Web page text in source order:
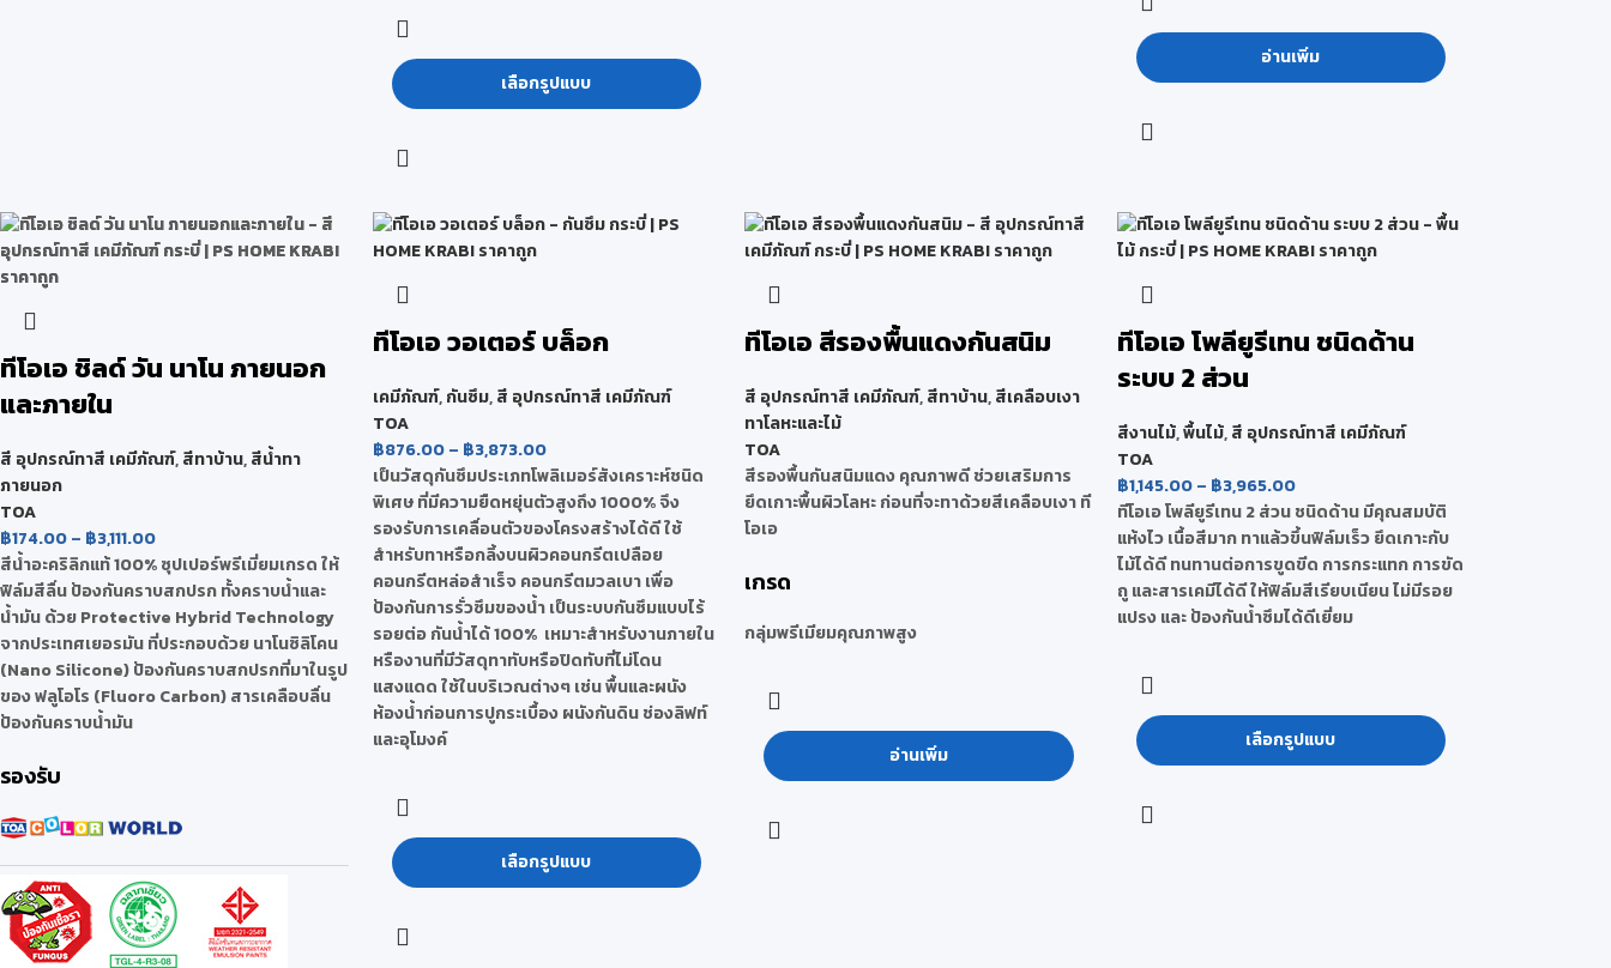
เลือกรูปแบบ
อ่านเพิ่ม
ทีโอเอ ชิลด์ วัน นาโน ภายนอก
และภายใน
สี อุปกรณ์ทาสี เคมีภัณฑ์,สีทาบ้าน,สีน้ำทา
ภายนอก
TOA
฿174.00– ฿3,111.00
สีน้ำอะคริลิกแท้ 100% ซุปเปอร์พรีเมี่ยมเกรด ให้
ฟิล์มสีลื่น ป้องกันคราบสกปรก ทั้งคราบน้ำและ
น้ำมัน ด้วย Protective Hybrid Technology
จากประเทศเยอรมัน ที่ประกอบด้วย นาโนซิลิโคน
(Nano Silicone) ป้องกันคราบสกปรกที่มาในรูป
ของ ฟลูโอโร (Fluoro Carbon) สารเคลือบลื่น
ป้องกันคราบน้ำมัน
รองรับ
ทีโอเอ วอเตอร์ บล็อก
เคมีภัณฑ์, กันซึม, สี อุปกรณ์ทาสี เคมีภัณฑ์
TOA
฿876.00 – ฿3,873.00
เป็นวัสดุกันซึมประเภทโพลิเมอร์สังเคราะห์ชนิด
พิเศษ ที่มีความยืดหยุ่นตัวสูงถึง 1000% จึง
รองรับการเคลื่อนตัวของโครงสร้างได้ดี ใช้
สำหรับทาหรือกลิ้งบนผิวคอนกรีตเปลือย
คอนกรีตหล่อสำเร็จ คอนกรีตมวลเบา เพื่อ
ป้องกันการรั่วซึมของน้ำ เป็นระบบกันซึมแบบไร้
รอยต่อ กันน้ำได้ 100% เหมาะสำหรับงานภายใน
หรืองานที่มีวัสดุทาทับหรือปิดทับที่ไม่โดน
แสงแดด ใช้ในบริเวณต่างๆ เช่น พื้นและผนัง
ห้องน้ำก่อนการปูกระเบื้อง ผนังกันดิน ช่องลิฟท์
และอุโมงค์
เลือกรูปแบบ
ทีโอเอ สีรองพื้นแดงกันสนิม
สี อุปกรณ์ทาสี เคมีภัณฑ์,สีทาบ้าน,สีเคลือบเงา
ทาโลหะและไม้
TOA
สีรองพื้นกันสนิมแดง คุณภาพดี ช่วยเสริมการ
ยึดเกาะพื้นผิวโลหะ ก่อนที่จะทาด้วยสีเคลือบเงา ที
โอเอ
เกรด
กลุ่มพรีเมียมคุณภาพสูง
อ่านเพิ่ม
ทีโอเอ โพลียูรีเทน ชนิดด้าน
ระบบ 2 ส่วน
สีงานไม้,พื้นไม้, สี อุปกรณ์ทาสี เคมีภัณฑ์
TOA
฿1,145.00 – ฿3,965.00
ทีโอเอ โพลียูรีเทน 2 ส่วน ชนิดด้าน มีคุณสมบัติ
แห้งไว เนื้อสีมาก ทาแล้วขึ้นฟิล์มเร็ว ยึดเกาะกับ
ไม้ได้ดี ทนทานต่อการขูดขีด การกระแทก การขัด
ถู และสารเคมีได้ดี ให้ฟิล์มสีเรียบเนียน ไม่มีรอย
แปรง และ ป้องกันน้ำซึมได้ดีเยี่ยม
เลือกรูปแบบ